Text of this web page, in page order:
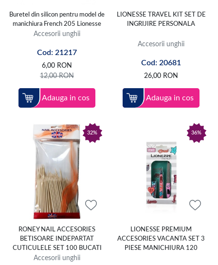
Buretel din silicon pentru model de
manichiura French 205 Lionesse
Accesorii unghii
Cod: 21217
6,00 RON
12,00RON
Adauga in cos
LIONESSE TRAVEL KIT SET DE
INGRIJIRE PERSONALA
Accesorii unghii
Cod: 20681
26,00 RON
Adauga in cos
32%
RONEY NAIL ACCESORIES
BETISOARE INDEPARTAT
CUTICULELE SET 100 BUCATI
Accesorii unghii
36%
LIONESSE PREMIUM
ACCESORIES VACANTA SET 3
PIESE MANICHIURA 120